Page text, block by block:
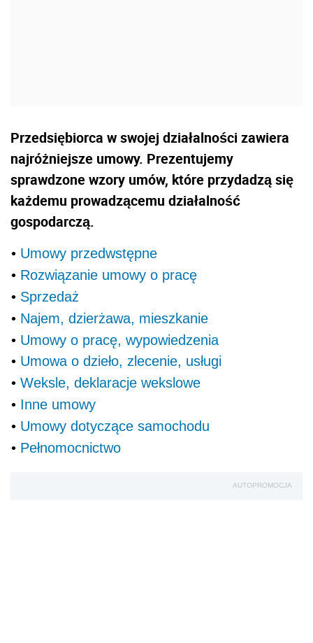
Przedsiębiorca w swojej działalności zawiera
najróżniejsze umowy. Prezentujemy
sprawdzone wzory umów, które przydadzą się
każdemu prowadzącemu działalność
gospodarczą.
• Umowy przedwstępne
• Rozwiązanie umowy o pracę
• Sprzedaż
• Najem, dzierżawa, mieszkanie
• Umowy o pracę, wypowiedzenia
• Umowa o dzieło, zlecenie, usługi
• Weksle, deklaracje wekslowe
• Inne umowy
• Umowy dotyczące samochodu
• Pełnomocnictwo
AUTOPROMOCJA